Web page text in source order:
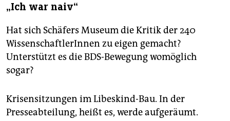
„Ich war naiv“
Hat sich Schäfers Museum die Kritik der 240
WissenschaftlerInnen zu eigen gemacht?
Unterstützt es die BDS-Bewegung womöglich
sogar?
Krisensitzungen im Libeskind-Bau. In der
Presseabteilung, heißt es, werde aufgeräumt.